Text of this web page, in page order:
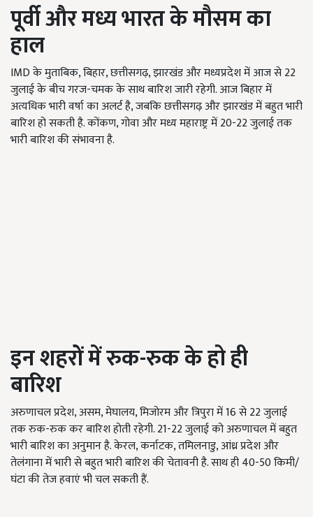
पूर्वी और मध्य भारत के मौसम का
हाल
IMD के मुताबिक, बिहार, छत्तीसगढ़, झारखंड और मध्यप्रदेश में आज से 22
जुलाई के बीच गरज-चमक के साथ बारिश जारी रहेगी. आज बिहार में
अत्यधिक भारी वर्षा का अलर्ट है, जबकि छत्तीसगढ़ और झारखंड में बहुत भारी
बारिश हो सकती है. कोंकण, गोवा और मध्य महाराष्ट्र में 20-22 जुलाई तक
भारी बारिश की संभावना है.
इन शहरों में रुक-रुक के हो ही
बारिश
अरुणाचल प्रदेश, असम, मेघालय, मिजोरम और त्रिपुरा में 16 से 22 जुलाई
तक रुक-रुक कर बारिश होती रहेगी. 21-22 जुलाई को अरुणाचल में बहुत
भारी बारिश का अनुमान है. केरल, कर्नाटक, तमिलनाडु, आंध्र प्रदेश और
तेलंगाना में भारी से बहुत भारी बारिश की चेतावनी है. साथ ही 40-50 किमी/
घंटा की तेज हवाएं भी चल सकती हैं.